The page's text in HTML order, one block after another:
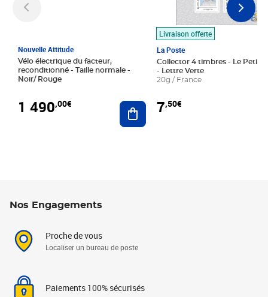
Nouvelle Attitude
Vélo électrique du facteur,
reconditionné - Taille normale -
Noir/ Rouge
1 490,00€ Ajouter au panier
Livraison offerte
La Poste
Collector 4 timbres - Le Petit
- Lettre Verte
20g / France
7,50€
Nos Engagements
Proche de vous
Localiser un bureau de poste
Paiements 100% sécurisés